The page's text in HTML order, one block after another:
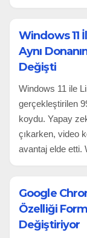
Windows 11
Aynı
Değişti
Windows 11 ile
gerçekleştirilen
koydu. Yapay
çıkarken, video
avantaj elde etti.
Google
Özelliği
Değiştiriyor